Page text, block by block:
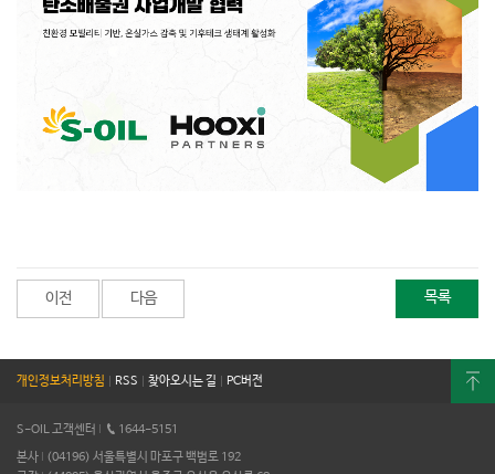
이전 다음 목록
개인정보처리방침 RSS 찾아오시는 길 PC버전
S-OIL 고객센터 1644-5151
본사
(04196) 서울특별시 마포구 백범로 192